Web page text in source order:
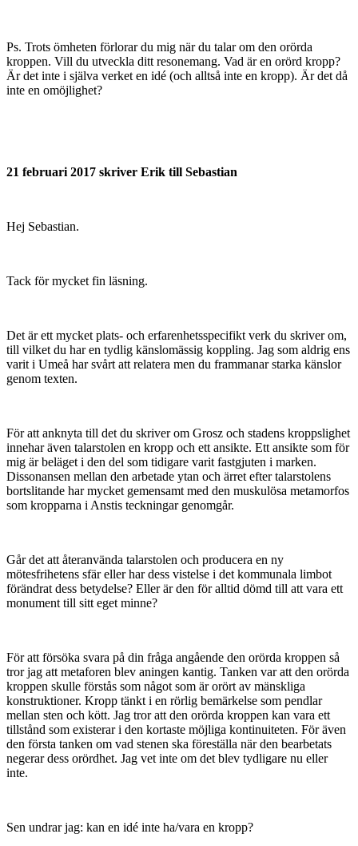
Ps. Trots ömheten förlorar du mig när du talar om den orörda
kroppen. Vill du utveckla ditt resonemang. Vad är en orörd kropp?
Är det inte i själva verket en idé (och alltså inte en kropp). Är det då
inte en omöjlighet?
21 februari 2017 skriver Erik till Sebastian
Hej Sebastian.
Tack för mycket fin läsning.
Det är ett mycket plats- och erfarenhetsspecifikt verk du skriver om,
till vilket du har en tydlig känslomässig koppling. Jag som aldrig ens
varit i Umeå har svårt att relatera men du frammanar starka känslor
genom texten.
För att anknyta till det du skriver om Grosz och stadens kroppslighet
innehar även talarstolen en kropp och ett ansikte. Ett ansikte som för
mig är beläget i den del som tidigare varit fastgjuten i marken.
Dissonansen mellan den arbetade ytan och ärret efter talarstolens
bortslitande har mycket gemensamt med den muskulösa metamorfos
som kropparna i Anstis teckningar genomgår.
Går det att återanvända talarstolen och producera en ny
mötesfrihetens sfär eller har dess vistelse i det kommunala limbot
förändrat dess betydelse? Eller är den för alltid dömd till att vara ett
monument till sitt eget minne?
För att försöka svara på din fråga angående den orörda kroppen så
tror jag att metaforen blev aningen kantig. Tanken var att den orörda
kroppen skulle förstås som något som är orört av mänskliga
konstruktioner. Kropp tänkt i en rörlig bemärkelse som pendlar
mellan sten och kött. Jag tror att den orörda kroppen kan vara ett
tillstånd som existerar i den kortaste möjliga kontinuiteten. För även
den första tanken om vad stenen ska föreställa när den bearbetats
negerar dess orördhet. Jag vet inte om det blev tydligare nu eller
inte.
Sen undrar jag: kan en idé inte ha/vara en kropp?